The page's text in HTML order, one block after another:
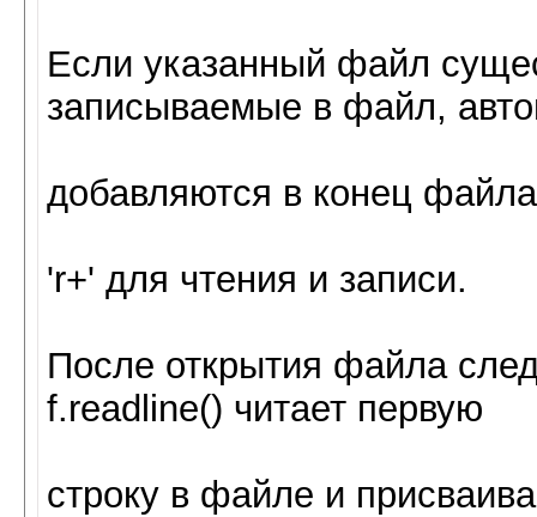
Если указанный файл
записываемые в файл,
добавляются в конец
'r+' для чтения и записи.
После открытия файла
f.readline() читает первую
строку в файле и